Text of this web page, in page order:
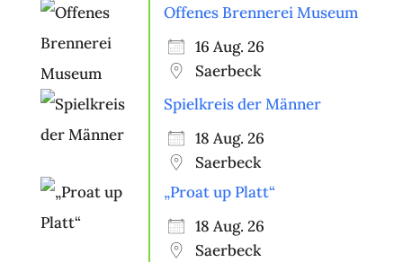
Offenes Brennerei Museum
16 Aug. 26
Saerbeck
Spielkreis der Männer
18 Aug. 26
Saerbeck
„Proat up Platt“
18 Aug. 26
Saerbeck